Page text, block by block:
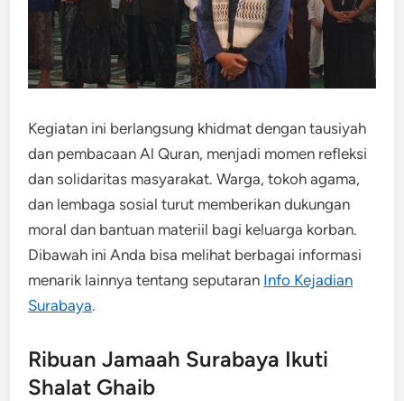
Kegiatan ini berlangsung khidmat dengan tausiyah
dan pembacaan Al Quran, menjadi momen refleksi
dan solidaritas masyarakat. Warga, tokoh agama,
dan lembaga sosial turut memberikan dukungan
moral dan bantuan materiil bagi keluarga korban.
Dibawah ini Anda bisa melihat berbagai informasi
menarik lainnya tentang seputaran Info Kejadian
Surabaya.
Ribuan Jamaah Surabaya Ikuti
Shalat Ghaib